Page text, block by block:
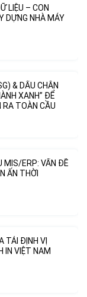
LIỆU – CON
DỰNG NHÀ MÁY
& DẤU CHÂN
XANH” ĐỂ
RA TOÀN CẦU
MIS/ERP: VẤN ĐỀ
ẤN THỜI
TÁI ĐỊNH VỊ
IN VIỆT NAM